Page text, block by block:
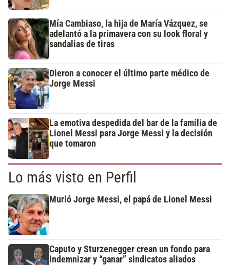
Mía Cambiaso, la hija de María Vázquez, se
adelantó a la primavera con su look floral y
sandalias de tiras
Dieron a conocer el último parte médico de
Jorge Messi
La emotiva despedida del bar de la familia de
Lionel Messi para Jorge Messi y la decisión
que tomaron
Lo más visto en Perfil
Murió Jorge Messi, el papá de Lionel Messi
Caputo y Sturzenegger crean un fondo para
indemnizar y “ganar” sindicatos aliados